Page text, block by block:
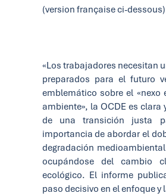
(version française ci-dessous)
«Los trabajadores necesitan
preparados para el futuro
emblemático sobre el «nexo
ambiente», la OCDE es
de una transición justa
importancia de abordar el
degradación
ocupándose del cambio
ecológico. El informe
paso decisivo en el enfoque